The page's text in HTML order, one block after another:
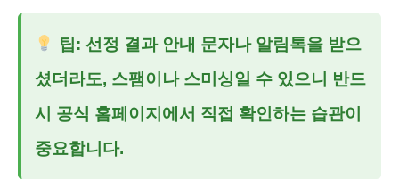
팁: 선정 결과 안내 문자나 알림톡을 받으
셨더라도, 스팸이나 스미싱일 수 있으니 반드
시 공식 홈페이지에서 직접 확인하는 습관이
중요합니다.